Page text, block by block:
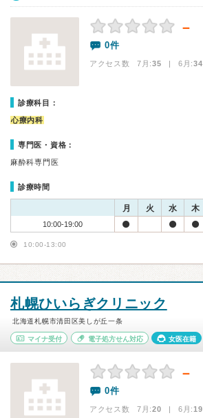
－
0件
アクセス数 7月:35 | 6月:34
診療科目：
心療内科
専門医・資格：
麻酔科専門医
診療時間
月 火 水 木
10:00-19:00
10:00-13:00
札幌ひいらぎクリニック
北海道札幌市清田区美しが丘一条
マイナ受付 電子処方せん対応 女医在籍
－
0件
アクセス数 7月:20 | 6月:19